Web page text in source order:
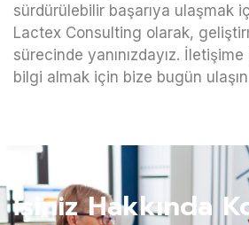
sürdürülebilir başarıya ulaşmak
Lactex Consulting olarak,
sürecinde yanınızdayız.
bilgi almak için bize bugün
İşiniz Hakkında